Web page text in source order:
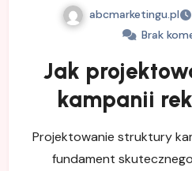
abcmarketingu.pl
Brak
Jak
kampanii
Projektowanie struktury
fundament